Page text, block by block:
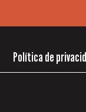
Política de